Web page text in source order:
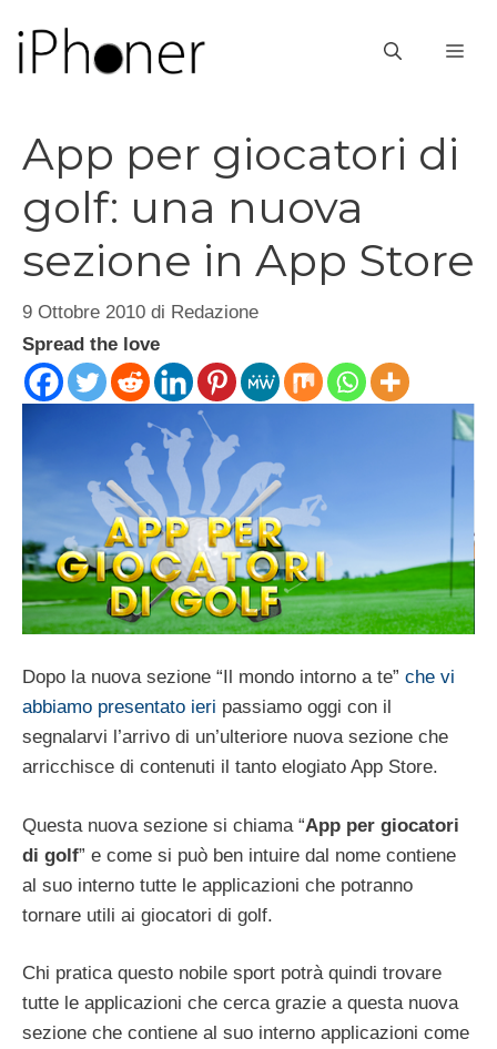
contenuto
App per giocatori di
golf: una nuova
sezione in App Store
9 Ottobre 2010 di Redazione
Spread the love
Dopo la nuova sezione “Il mondo intorno a te” che vi
abbiamo presentato ieri passiamo oggi con il
segnalarvi l’arrivo di un’ulteriore nuova sezione che
arricchisce di contenuti il tanto elogiato App Store.
Questa nuova sezione si chiama “App per giocatori
di golf” e come si può ben intuire dal nome contiene
al suo interno tutte le applicazioni che potranno
tornare utili ai giocatori di golf.
Chi pratica questo nobile sport potrà quindi trovare
tutte le applicazioni che cerca grazie a questa nuova
sezione che contiene al suo interno applicazioni come